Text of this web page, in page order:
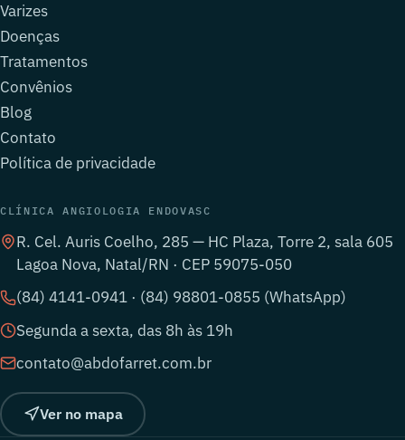
Varizes
Doenças
Tratamentos
Convênios
Blog
Contato
Política de privacidade
CLÍNICA ANGIOLOGIA ENDOVASC
R. Cel. Auris Coelho, 285 — HC Plaza, Torre 2, sala 605
Lagoa Nova, Natal/RN · CEP 59075-050
(84) 4141-0941 · (84) 98801-0855 (WhatsApp)
Segunda a sexta, das 8h às 19h
contato@abdofarret.com.br
Ver no mapa